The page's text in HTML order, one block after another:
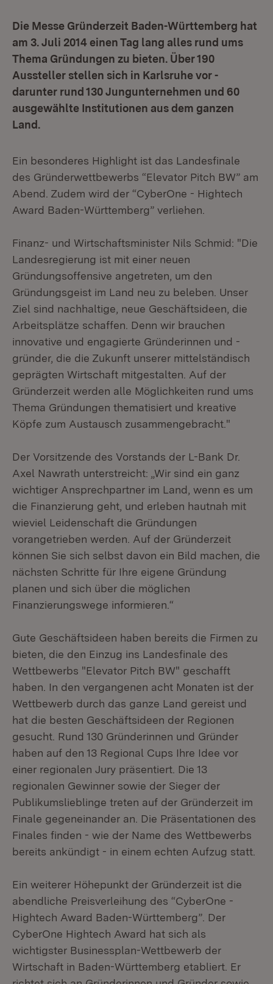
Die Messe Gründerzeit Baden-Württemberg hat
am 3. Juli 2014 einen Tag lang alles rund ums
Thema Gründungen zu bieten. Über 190
Aussteller stellen sich in Karlsruhe vor -
darunter rund 130 Jungunternehmen und 60
ausgewählte Institutionen aus dem ganzen
Land.
Ein besonderes Highlight ist das Landesfinale
des Gründerwettbewerbs “Elevator Pitch BW” am
Abend. Zudem wird der “CyberOne - Hightech
Award Baden-Württemberg” verliehen.
Finanz- und Wirtschaftsminister Nils Schmid: "Die
Landesregierung ist mit einer neuen
Gründungsoffensive angetreten, um den
Gründungsgeist im Land neu zu beleben. Unser
Ziel sind nachhaltige, neue Geschäftsideen, die
Arbeitsplätze schaffen. Denn wir brauchen
innovative und engagierte Gründerinnen und -
gründer, die die Zukunft unserer mittelständisch
geprägten Wirtschaft mitgestalten. Auf der
Gründerzeit werden alle Möglichkeiten rund ums
Thema Gründungen thematisiert und kreative
Köpfe zum Austausch zusammengebracht."
Der Vorsitzende des Vorstands der L-Bank Dr.
Axel Nawrath unterstreicht: „Wir sind ein ganz
wichtiger Ansprechpartner im Land, wenn es um
die Finanzierung geht, und erleben hautnah mit
wieviel Leidenschaft die Gründungen
vorangetrieben werden. Auf der Gründerzeit
können Sie sich selbst davon ein Bild machen, die
nächsten Schritte für Ihre eigene Gründung
planen und sich über die möglichen
Finanzierungswege informieren.“
Gute Geschäftsideen haben bereits die Firmen zu
bieten, die den Einzug ins Landesfinale des
Wettbewerbs "Elevator Pitch BW" geschafft
haben. In den vergangenen acht Monaten ist der
Wettbewerb durch das ganze Land gereist und
hat die besten Geschäftsideen der Regionen
gesucht. Rund 130 Gründerinnen und Gründer
haben auf den 13 Regional Cups Ihre Idee vor
einer regionalen Jury präsentiert. Die 13
regionalen Gewinner sowie der Sieger der
Publikumslieblinge treten auf der Gründerzeit im
Finale gegeneinander an. Die Präsentationen des
Finales finden - wie der Name des Wettbewerbs
bereits ankündigt - in einem echten Aufzug statt.
Ein weiterer Höhepunkt der Gründerzeit ist die
abendliche Preisverleihung des “CyberOne -
Hightech Award Baden-Württemberg”. Der
CyberOne Hightech Award hat sich als
wichtigster Businessplan-Wettbewerb der
Wirtschaft in Baden-Württemberg etabliert. Er